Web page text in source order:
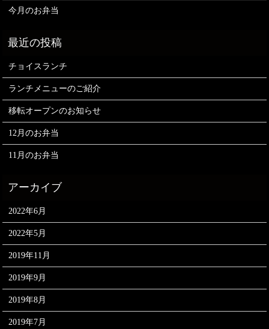
今月のお弁当
チョイスランチ
ランチメニューのご紹介
移転オープンのお知らせ
12月のお弁当
11月のお弁当
2022年6月
2022年5月
2019年11月
2019年9月
2019年8月
2019年7月